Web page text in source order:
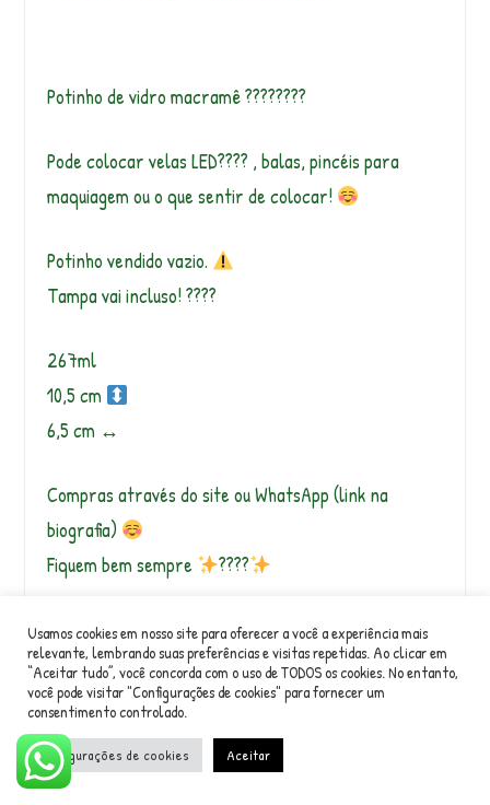
Potinho de vidro macramê ????????
Pode colocar velas LED???? , balas, pincéis para
maquiagem ou o que sentir de colocar!
Potinho vendido vazio.
Tampa vai incluso! ????
267ml
10,5 cm
6,5 cm ↔️
Compras através do site ou WhatsApp (link na
biografia)
Fiquem bem sempre
????
Instragram
Usamos cookies em nosso site para oferecer a você a experiência mais
relevante, lembrando suas preferências e visitas repetidas. Ao clicar em
“Aceitar tudo”, você concorda com o uso de TODOS os cookies. No entanto,
você pode visitar "Configurações de cookies" para fornecer um
consentimento controlado.
Configurações de cookies Aceitar